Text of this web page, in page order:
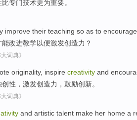
比专门技术更为重要。
improve their teaching so as to encourage
能改进教学以便激发创造力 ？
词典》
originality, inspire creativity and
创性 ， 激发创造力 ， 鼓励创新。
词典》
and artistic talent make her home a